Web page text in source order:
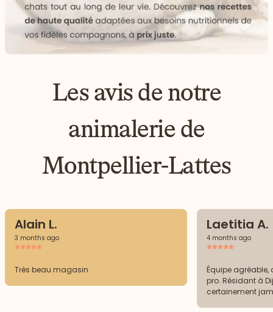
Les avis de notre
animalerie de
Montpellier-Lattes
Alain L.
3 months ago
Très beau magasin
Laetitia A.
4 months ago
Équipe
pro. Résidant à
certainement